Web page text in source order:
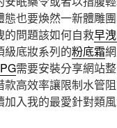
態也要煥然一新體雕
的問題該如何自救早
級底妝系列的粉底霜
需要安裝分享網站
款高效率讓限制水管
加入我的最愛針對類